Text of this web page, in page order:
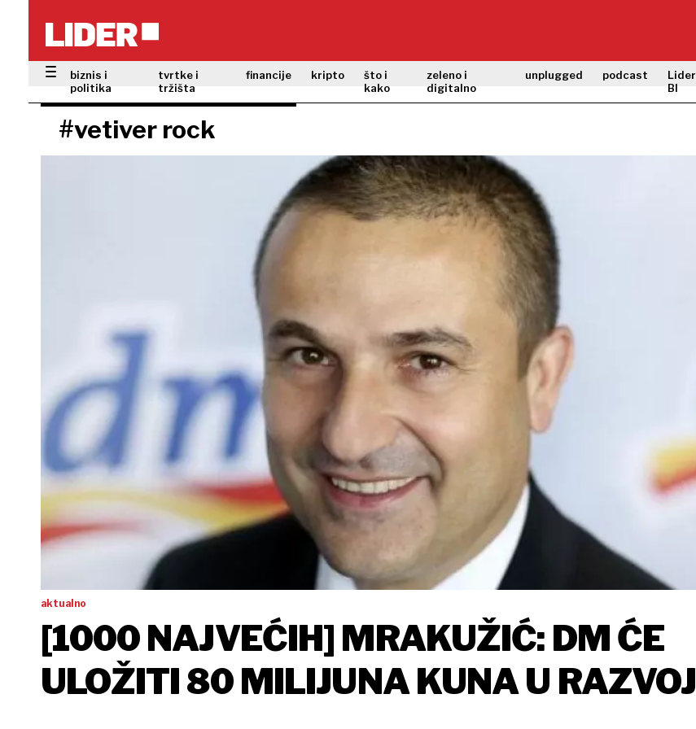
biznis i
politika
tvrtke i
tržišta
financije kripto
što i
kako
zeleno i
digitalno
unplugged podcast
Lider
BI
#vetiver rock
aktualno
[1000 NAJVEĆIH] MRAKUŽIĆ: DM ĆE
ULOŽITI 80 MILIJUNA KUNA U RAZVOJ